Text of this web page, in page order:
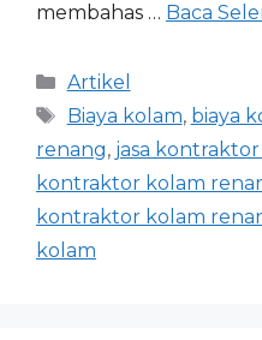
membahas … Baca
Artikel
Biaya kolam, biaya
renang, jasa
kontraktor kolam
kontraktor kolam
kolam